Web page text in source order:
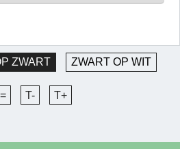
ZWART ZWART OP WIT
T- T+